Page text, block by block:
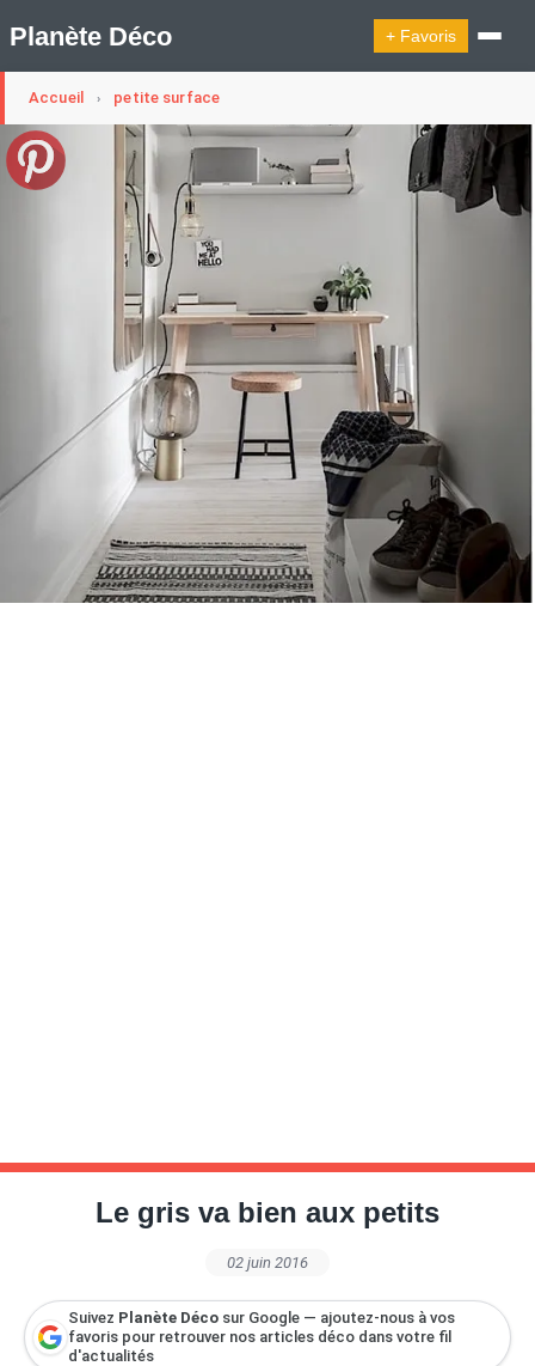
Planète Déco + Favoris
🛍︎ Shop Planète Déco ℹ︎ À propos
Appartement Design
Design Suédois En Quelques Photos
Idées Déco En 10 Photos
La Semaine Décoration Et Design
Maison En Ville
Méli-Mélo Suédois
Publi Reportage
Interieurs Scandinaves
La Décoration Selon Votre Signe Astrologique
Les Trouvailles Déco Du Jour
Loft
Maison Appartement Écologique
Maison Container/container House
Maison D'hôtes
Maison Et Appartement Vintage
On Décode La Déco
Petite Surface
Piscine Question De Style
Renovation
Revue De Week End
Tiny House
Accueil › petite surface
Le gris va bien aux petits
02 juin 2016
Suivez Planète Déco sur Google — ajoutez-nous à vos
favoris pour retrouver nos articles déco dans votre fil
d'actualités